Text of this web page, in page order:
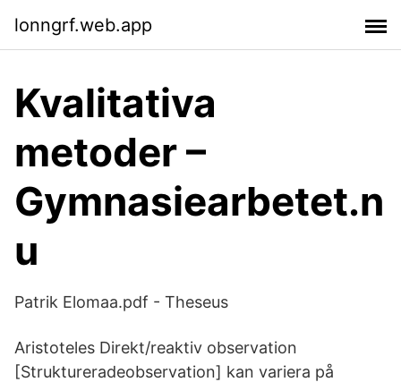
lonngrf.web.app
Kvalitativa
metoder –
Gymnasiearbetet.n
u
Patrik Elomaa.pdf - Theseus
Aristoteles Direkt/reaktiv observation
[Struktureradeobservation] kan variera på